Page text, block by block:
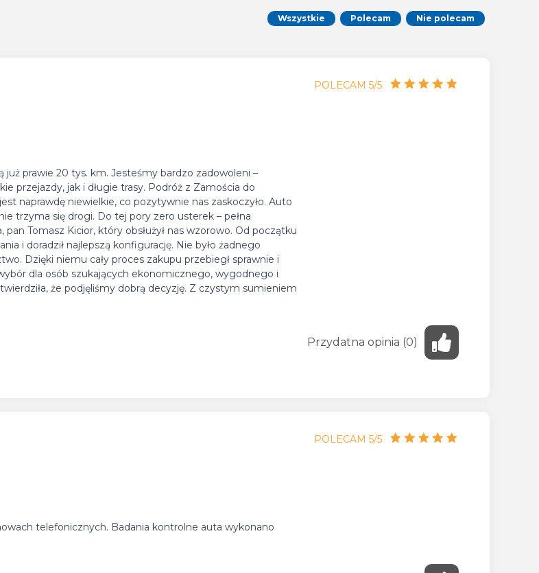
Wszystkie Polecam Nie polecam
POLECAM 5/5
prawie 20 tys. km. Jesteśmy bardzo zadowoleni –
przejazdy, jak i długie trasy. Podróż z Zamościa do
naprawdę niewielkie, co pozytywnie nas zaskoczyło. Auto
trzyma się drogi. Do tej pory zero usterek – pełna
Tomasz Kicior, który obsłużył nas wzorowo. Od początku
i doradził najlepszą konfigurację. Nie było żadnego
Dzięki niemu cały proces zakupu przebiegł sprawnie i
dla osób szukających ekonomicznego, wygodnego i
że podjęliśmy dobrą decyzję. Z czystym sumieniem
Przydatna opinia (0)
POLECAM 5/5
telefonicznych. Badania kontrolne auta wykonano